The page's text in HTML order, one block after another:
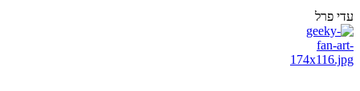
עדי פרל